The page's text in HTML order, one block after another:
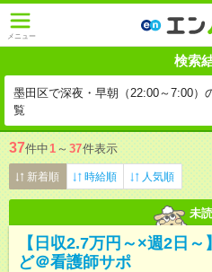
メニュー
検索
墨田区で深夜・早朝（22:00～7:00）
覧
37件中1 ～ 37件表示
新着順 時給順 人気順
未読
【日収2.7万円～×週2日
ど＠看護師サポ